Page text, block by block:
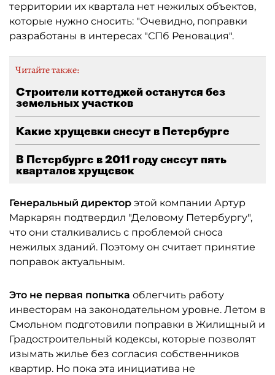
территории их квартала нет нежилых объектов,
которые нужно сносить: "Очевидно, поправки
разработаны в интересах "СПб Реновация".
Читайте также:
Строители коттеджей останутся без
земельных участков
Какие хрущевки снесут в Петербурге
В Петербурге в 2011 году снесут пять
кварталов хрущевок
Генеральный директор этой компании Артур
Маркарян подтвердил "Деловому Петербургу",
что они сталкивались с проблемой сноса
нежилых зданий. Поэтому он считает принятие
поправок актуальным.
Это не первая попытка облегчить работу
инвесторам на законодательном уровне. Летом в
Смольном подготовили поправки в Жилищный и
Градостроительный кодексы, которые позволят
изымать жилье без согласия собственников
квартир. Но пока эта инициатива не